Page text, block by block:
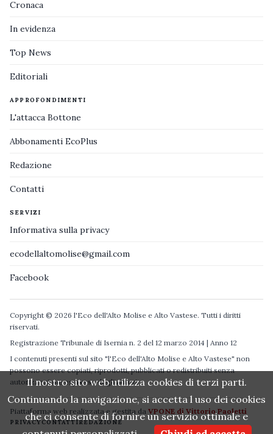
Cronaca
In evidenza
Top News
Editoriali
APPROFONDIMENTI
L'attacca Bottone
Abbonamenti EcoPlus
Redazione
Contatti
SERVIZI
Informativa sulla privacy
ecodellaltomolise@gmail.com
Facebook
Copyright © 2026 l'Eco dell'Alto Molise e Alto Vastese. Tutti i diritti
riservati.
Registrazione Tribunale di Isernia n. 2 del 12 marzo 2014 | Anno 12
I contenuti presenti sul sito "l'Eco dell'Alto Molise e Alto Vastese" non
possono essere copiati, riprodotti, pubblicati o redistribuiti senza
autorizzazione espressa degli autori.
Piattaforma web realizzata e gestita da VPONE di Vittorio Paoletti
PRIVACYCONTATTIREDAZIONE
Il nostro sito web utilizza cookies di terzi parti.
Continuando la navigazione, si accetta l uso dei cookies
che ci consente di fornire un servizio ottimale e